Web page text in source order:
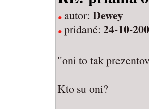
autor: Dewey
pridané: 24-10-
"oni to tak
Kto su oni?